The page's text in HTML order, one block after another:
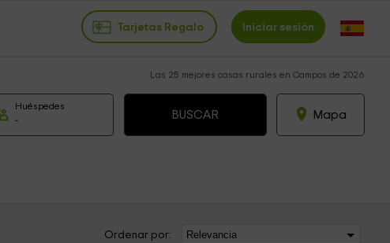
Tarjetas Regalo Iniciar sesión
Las 25 mejores casas rurales en Campos de 2026
Huéspedes
Mapa
Ordenar por: